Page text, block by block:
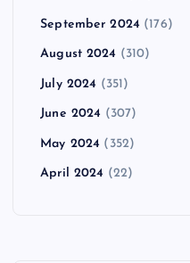
September 2024 (176)
August 2024 (310)
July 2024 (351)
June 2024 (307)
May 2024 (352)
April 2024 (22)